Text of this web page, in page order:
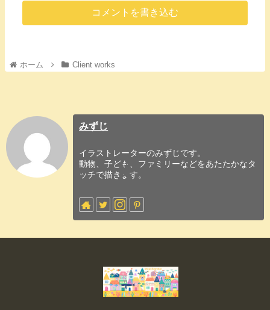
コメントを書き込む
ホーム Client works
みずじ
イラストレーターのみずじです。
動物、子ども、ファミリーなどをあたたかなタ
ッチで描きます。